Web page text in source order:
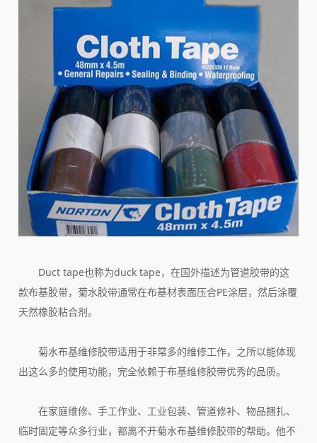
Duct tape也称为duck tape，在国外描述为管道胶带的这
款布基胶带，菊水胶带通常在布基材表面压合PE涂层，然后涂覆
天然橡胶粘合剂。
菊水布基维修胶带适用于非常多的维修工作，之所以能体现
出这么多的使用功能，完全依赖于布基维修胶带优秀的品质。
在家庭维修、手工作业、工业包装、管道修补、物品捆扎、
临时固定等众多行业，都离不开菊水布基维修胶带的帮助。他不